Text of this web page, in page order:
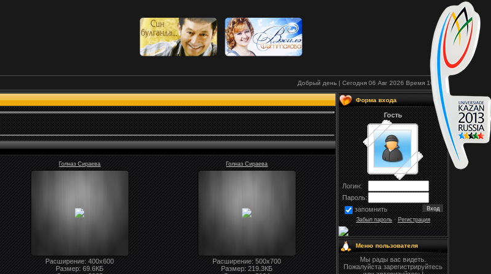
Добрый день | Сегодня 06 Авг 2026 Время 16:28
Голназ Сираева
Расширение: 400x600
Размер: 69.6КБ
Голназ Сираева
Расширение: 500x700
Размер: 219.3КБ
Форма входа
Гость
Логин:
Пароль:
запомнить
Забыл пароль·Регистрация
Меню пользователя
Мы рады вас видеть.
Пожалуйста зарегистрируйтесь